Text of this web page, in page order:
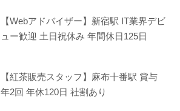
【Webアドバイザー】新宿駅 IT業界デビ
ュー歓迎 土日祝休み 年間休日125日
【紅茶販売スタッフ】麻布十番駅 賞与
年2回 年休120日 社割あり